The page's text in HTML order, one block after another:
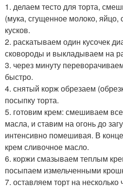
1. делаем тесто для торта,
(мука, сгущенное молоко, яйцо,
кусков.
2. раскатываем один кусочек
сковороды и выкладываем на
3. через минуту
быстро.
4. снятый корж обрезаем
посыпку торта.
5. готовим крем: смешиваем
масла, и ставим на огонь до
интенсивно помешивая. В
крем сливочное масло.
6. коржи смазываем теплым
посыпаем измельченными
7. оставляем торт на несколько